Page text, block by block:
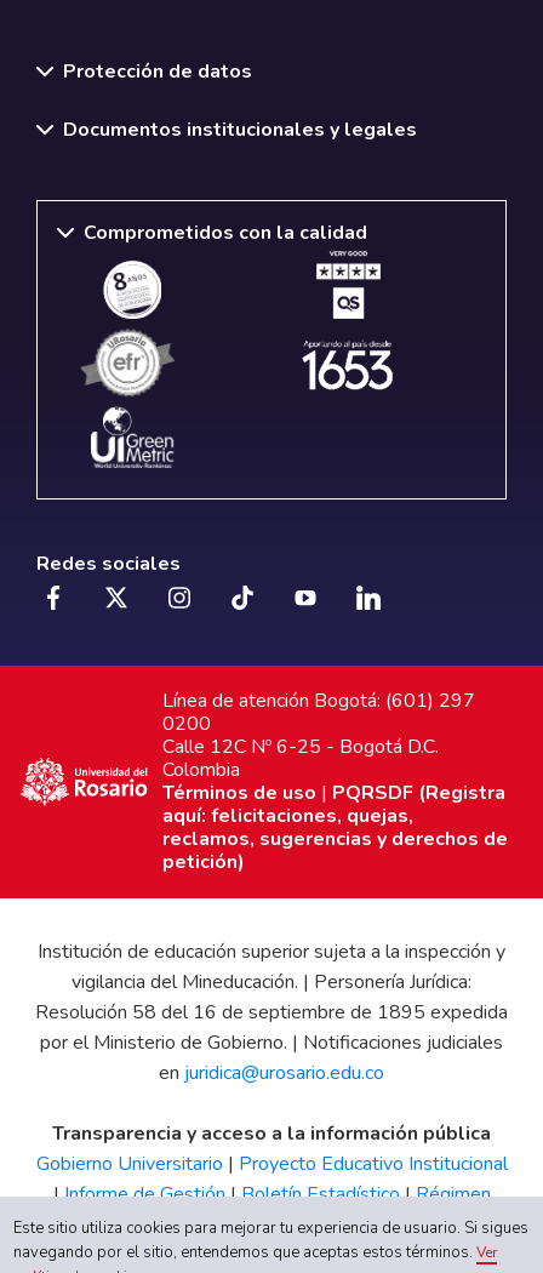
Protección de datos
Documentos institucionales y legales
Comprometidos con la calidad
Redes sociales
Línea de atención Bogotá: (601) 297
0200
Calle 12C Nº 6-25 - Bogotá D.C.
Colombia
Términos de uso | PQRSDF (Registra
aquí: felicitaciones, quejas,
reclamos, sugerencias y derechos de
petición)
Institución de educación superior sujeta a la inspección y
vigilancia del Mineducación. | Personería Jurídica:
Resolución 58 del 16 de septiembre de 1895 expedida
por el Ministerio de Gobierno. | Notificaciones judiciales
en juridica@urosario.edu.co
Transparencia y acceso a la información pública
Gobierno Universitario | Proyecto Educativo Institucional
|Informe de Gestión|Boletín Estadístico|Régimen
Tributario|Estados Financieros |Código de Ética| Canal
de Integridad UR
Este sitio utiliza cookies para mejorar tu experiencia de usuario. Si sigues
navegando por el sitio, entendemos que aceptas estos términos.Ver